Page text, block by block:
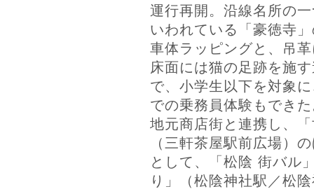
運行再開。沿線名所の
いわれている「豪徳寺
車体ラッピングと、吊
床面には猫の足跡を施
で、小学生以下を対象
での乗務員体験もでき
地元商店街と連携し、
（三軒茶屋駅前広場）
として、「松陰 街バル
り」（松陰神社駅／松